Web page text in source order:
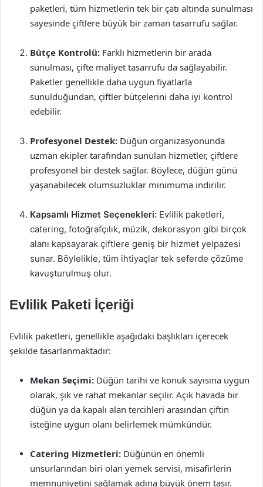
paketleri, tüm hizmetlerin tek bir çatı altında sunulması
sayesinde çiftlere büyük bir zaman tasarrufu sağlar.
Bütçe Kontrolü: Farklı hizmetlerin bir arada
sunulması, çifte maliyet tasarrufu da sağlayabilir.
Paketler genellikle daha uygun fiyatlarla
sunulduğundan, çiftler bütçelerini daha iyi kontrol
edebilir.
Profesyonel Destek: Düğün organizasyonunda
uzman ekipler tarafından sunulan hizmetler, çiftlere
profesyonel bir destek sağlar. Böylece, düğün günü
yaşanabilecek olumsuzluklar minimuma indirilir.
Kapsamlı Hizmet Seçenekleri: Evlilik paketleri,
catering, fotoğrafçılık, müzik, dekorasyon gibi birçok
alanı kapsayarak çiftlere geniş bir hizmet yelpazesi
sunar. Böylelikle, tüm ihtiyaçlar tek seferde çözüme
kavuşturulmuş olur.
Evlilik Paketi İçeriği
Evlilik paketleri, genellikle aşağıdaki başlıkları içerecek
şekilde tasarlanmaktadır:
Mekan Seçimi: Düğün tarihi ve konuk sayısına uygun
olarak, şık ve rahat mekanlar seçilir. Açık havada bir
düğün ya da kapalı alan tercihleri arasından çiftin
isteğine uygun olanı belirlemek mümkündür.
Catering Hizmetleri: Düğünün en önemli
unsurlarından biri olan yemek servisi, misafirlerin
memnuniyetini sağlamak adına büyük önem taşır.